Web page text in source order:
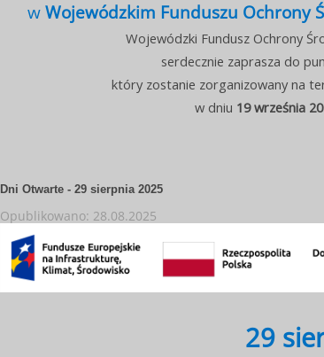
w Wojewódzkim Funduszu Ochrony
Wojewódzki Fundusz Ochrony
serdecznie zaprasza do
który zostanie zorganizowany na
w dniu 19 września
Dni Otwarte - 29 sierpnia 2025
Opublikowano: 28.08.2025
29